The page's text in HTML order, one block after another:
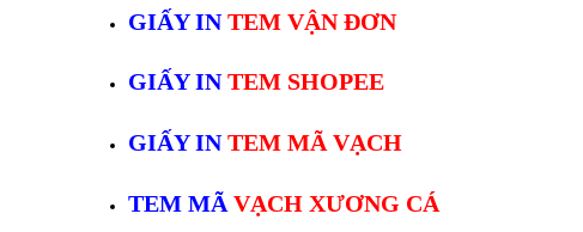
GIẤY INTEM VẬN ĐƠN
GIẤY INTEM SHOPEE
GIẤY INTEM MÃ VẠCH
TEM MÃ VẠCH XƯƠNG CÁ